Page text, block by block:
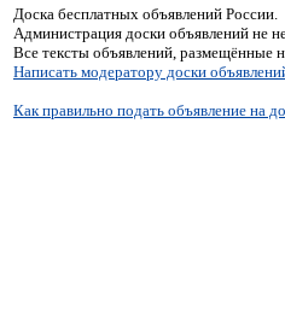
Доска бесплатных объявлений России.
Администрация доски объявлений не
Все тексты объявлений, размещённые
Написать модератору доски
Как правильно подать объявление на